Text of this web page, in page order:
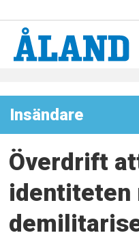
Insändare
Överdrift
identiteten